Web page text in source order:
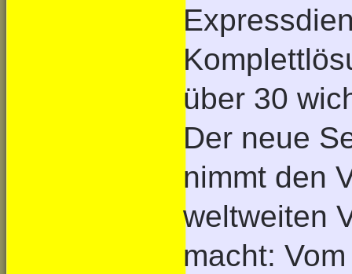
über 30
Der neue
nimmt den
weltweiten
macht: